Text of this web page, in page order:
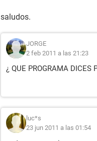
saludos.
JORGE
2 feb 2011 a las 21:23
¿ QUE PROGRAMA DICES
luc*s
23 jun 2011 a las 01:54